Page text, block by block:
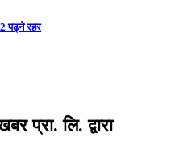
पढ्ने रहर
प्रा. लि. द्वारा